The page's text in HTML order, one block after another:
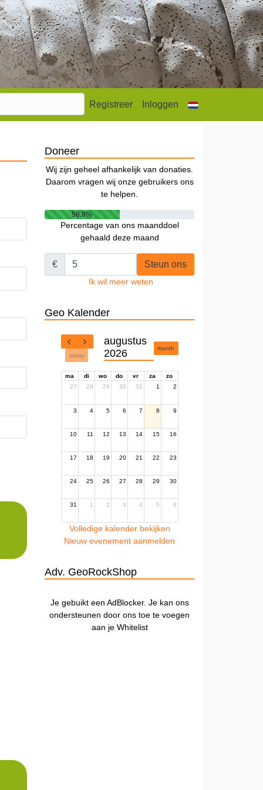
Registreer Inloggen
Doneer
Wij zijn geheel afhankelijk van donaties.
Daarom vragen wij onze gebruikers ons
te helpen.
50.0%
Percentage van ons maanddoel
gehaald deze maand
€ Steun ons
Ik wil meer weten
Geo Kalender
today
augustus
2026
month
ma di wo do vr za
zo
27
28 29 30 31 1 2
3 4 5 6 7 8 9
10 11 12 13 14 15 16
17 18 19 20 21 22 23
24 25 26 27 28 29 30
31 1 2 3 4 5 6
Volledige kalender bekijken
Nieuw evenement aanmelden
Adv. GeoRockShop
Je gebuikt een AdBlocker. Je kan ons
ondersteunen door ons toe te voegen
aan je Whitelist